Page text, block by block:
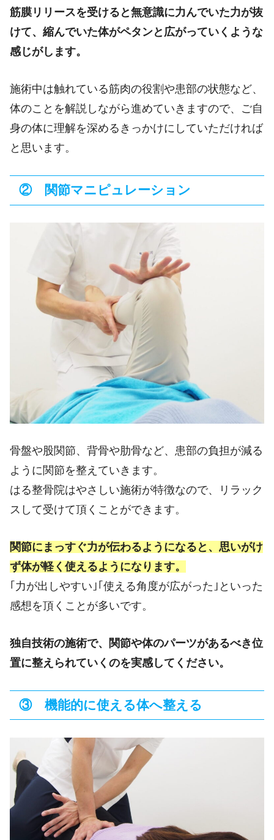
筋膜リリースを受けると無意識に力んでいた力が抜
けて、縮んでいた体がペタンと広がっていくような
感じがします。
施術中は触れている筋肉の役割や患部の状態など、
体のことを解説しながら進めていきますので、ご自
身の体に理解を深めるきっかけにしていただければ
と思います。
② 関節マニピュレーション
骨盤や股関節、背骨や肋骨など、患部の負担が減る
ように関節を整えていきます。
はる整骨院はやさしい施術が特徴なので、リラック
スして受けて頂くことができます。
関節にまっすぐ力が伝わるようになると、思いがけ
ず体が軽く使えるようになります。
｢力が出しやすい｣｢使える角度が広がった｣といった
感想を頂くことが多いです。
独自技術の施術で、関節や体のパーツがあるべき位
置に整えられていくのを実感してください。
③ 機能的に使える体へ整える